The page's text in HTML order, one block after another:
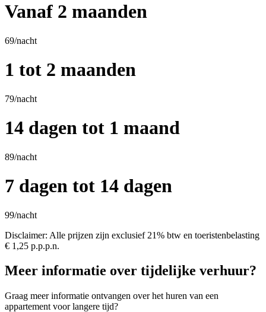
Vanaf 2 maanden
69/nacht
1 tot 2 maanden
79/nacht
14 dagen tot 1 maand
89/nacht
7 dagen tot 14 dagen
99/nacht
Disclaimer: Alle prijzen zijn exclusief 21% btw en toeristenbelasting
€ 1,25 p.p.p.n.
Meer informatie over tijdelijke verhuur?
Graag meer informatie ontvangen over het huren van een
appartement voor langere tijd?